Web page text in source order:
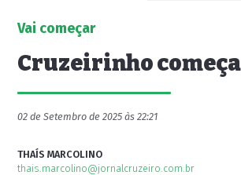
Vai começar
Cruzeirinho
02 de Setembro de 2025 às 22:21
THAÍS MARCOLINO
thais.marcolino@jornalcruzeiro.com.br